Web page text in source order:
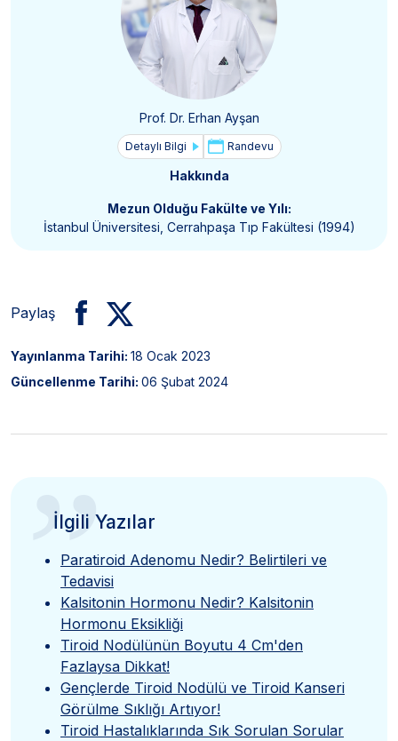
Prof. Dr. Erhan Ayşan
Detaylı Bilgi Randevu
Hakkında
Mezun Olduğu Fakülte ve Yılı:
İstanbul Üniversitesi, Cerrahpaşa Tıp Fakültesi (1994)
Paylaş
Yayınlanma Tarihi: 18 Ocak 2023
Güncellenme Tarihi: 06 Şubat 2024
”
İlgili Yazılar
Paratiroid Adenomu Nedir? Belirtileri ve
Tedavisi
Kalsitonin Hormonu Nedir? Kalsitonin
Hormonu Eksikliği
Tiroid Nodülünün Boyutu 4 Cm'den
Fazlaysa Dikkat!
Gençlerde Tiroid Nodülü ve Tiroid Kanseri
Görülme Sıklığı Artıyor!
Tiroid Hastalıklarında Sık Sorulan Sorular